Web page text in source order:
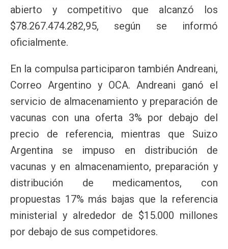
abierto y competitivo que alcanzó los
$78.267.474.282,95, según se informó
oficialmente.
En la compulsa participaron también Andreani,
Correo Argentino y OCA. Andreani ganó el
servicio de almacenamiento y preparación de
vacunas con una oferta 3% por debajo del
precio de referencia, mientras que Suizo
Argentina se impuso en distribución de
vacunas y en almacenamiento, preparación y
distribución de medicamentos, con
propuestas 17% más bajas que la referencia
ministerial y alrededor de $15.000 millones
por debajo de sus competidores.